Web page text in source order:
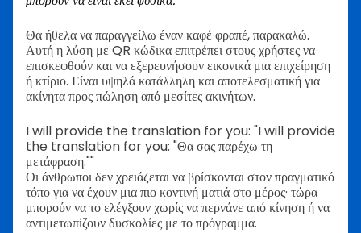
Θα ήθελα να παραγγείλω έναν καφέ φραπέ, παρακαλώ.
Αυτή η λύση με QR κώδικα επιτρέπει στους χρήστες να
επισκεφθούν και να εξερευνήσουν εικονικά μια επιχείρηση
ή κτίριο. Είναι υψηλά κατάλληλη και αποτελεσματική για
ακίνητα προς πώληση από μεσίτες ακινήτων.
I will provide the translation for you: "I will provide
the translation for you: "Θα σας παρέχω τη
μετάφραση.""
Οι άνθρωποι δεν χρειάζεται να βρίσκονται στον πραγματικό
τόπο για να έχουν μια πιο κοντινή ματιά στο μέρος· τώρα
μπορούν να το ελέγξουν χωρίς να περνάνε από κίνηση ή να
αντιμετωπίζουν δυσκολίες με το πρόγραμμα.